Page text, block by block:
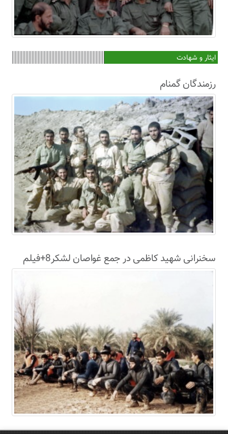
ایثار و شهادت
رزمندگان گمنام
سخنرانی شهید کاظمی در جمع غواصان لشکر8+فیلم